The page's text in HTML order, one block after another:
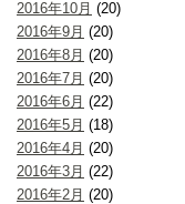
2016年10月 (20)
2016年9月 (20)
2016年8月 (20)
2016年7月 (20)
2016年6月 (22)
2016年5月 (18)
2016年4月 (20)
2016年3月 (22)
2016年2月 (20)